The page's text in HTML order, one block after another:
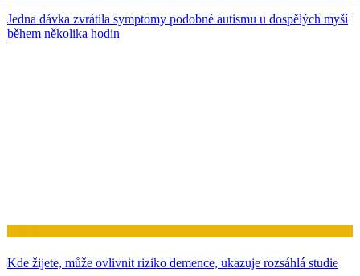
Jedna dávka zvrátila symptomy podobné autismu u dospělých myší
během několika hodin
Kde žijete, může ovlivnit riziko demence, ukazuje rozsáhlá studie